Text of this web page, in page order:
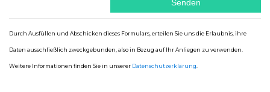
Durch Ausfüllen und Abschicken dieses Formulars, erteilen Sie uns die Erlaubnis, ihre
Daten ausschließlich zweckgebunden, also in Bezug auf Ihr Anliegen zu verwenden.
Weitere Informationen finden Sie in unserer Datenschutzerklärung